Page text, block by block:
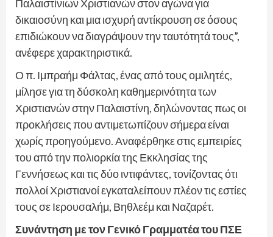
Παλαιστίνιων Χριστιανών στον αγώνα για
δικαιοσύνη και μια ισχυρή αντίκρουση σε όσους
επιδιώκουν να διαγράψουν την ταυτότητά τους”,
ανέφερε χαρακτηριστικά.
Ο π. Ιμπραήμ Φάλτας, ένας από τους ομιλητές,
μίλησε για τη δύσκολη καθημερινότητα των
Χριστιανών στην Παλαιστίνη, δηλώνοντας πως οι
προκλήσεις που αντιμετωπίζουν σήμερα είναι
χωρίς προηγούμενο. Αναφέρθηκε στις εμπειρίες
του από την πολιορκία της Εκκλησίας της
Γεννήσεως και τις δύο ιντιφάντες, τονίζοντας ότι
πολλοί Χριστιανοί εγκαταλείπουν πλέον τις εστίες
τους σε Ιερουσαλήμ, Βηθλεέμ και Ναζαρέτ.
Συνάντηση με τον Γενικό Γραμματέα του ΠΣΕ